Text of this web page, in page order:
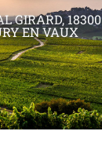
GIRARD, 18300
EN VAUX